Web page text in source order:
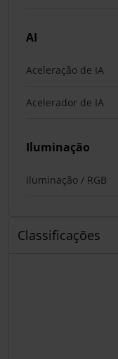
AI
Aceleração de IA
Acelerador de IA
Iluminação
Iluminação / RGB
Classificações